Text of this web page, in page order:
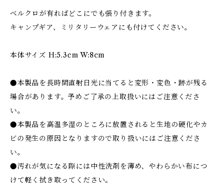
ベルクロが有ればどこにでも張り付きます。
キャンプギア、ミリタリーウェアにも付けてください。
本体サイズ H:5.3cm W:8cm
●本製品を長時間直射日光に当てると変形・変色・跡が残る
場合があります。予めご了承の上取扱いにはご注意くださ
い。
●本製品を高温多湿のところに放置されると生地の硬化やカ
ビの発生の原因となりますので取り扱いにはご注意くださ
い。
●汚れが気になる際には中性洗剤を薄め、やわらかい布につ
けて軽く拭き取ってください。